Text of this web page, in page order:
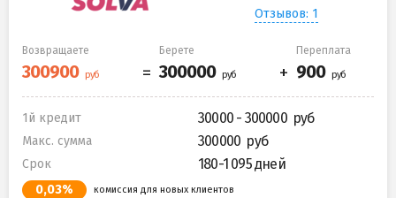
Отзывов: 1
Возвращаете Берете Переплата
1й кредит 30000 - 300000
Макс. сумма 300000
Срок 180-1 095 дней
0,03% комиссия для новых клиентов